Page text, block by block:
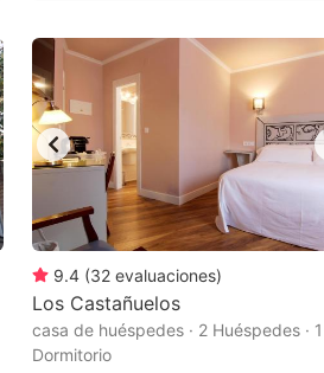
9.4 (32 evaluaciones)
Los Castañuelos
casa de huéspedes · 2 Huéspedes · 1
Dormitorio